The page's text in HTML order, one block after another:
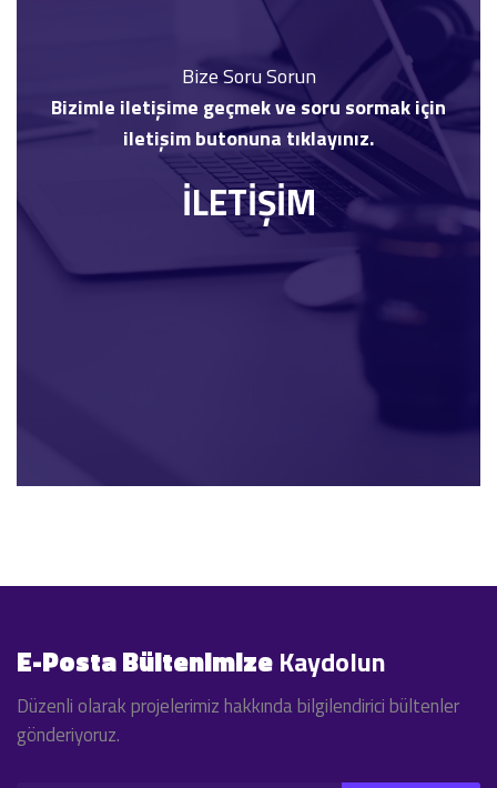
Bize Soru Sorun
Bizimle iletişime geçmek ve soru sormak için
iletişim butonuna tıklayınız.
İLETİŞİM
E-Posta BültenimizeKaydolun
Düzenli olarak projelerimiz hakkında bilgilendirici bültenler
gönderiyoruz.